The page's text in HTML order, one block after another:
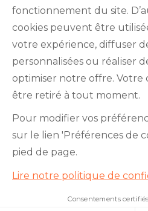
Apprenez l’anglais avec
institutions qui gèrent
BRIGHT English, de
Cambridge B2 First et C1
Bridge™, du HSK®, du
fonctionnement du site.
cookies peuvent être
votre expérience, diffuser
personnalisées ou réaliser
optimiser notre offre.
être retiré à tout moment.
Pour modifier vos
sur le lien 'Préférences de
pied de page.
Lire notre politique de
Consentements